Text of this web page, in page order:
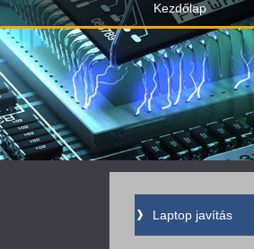
Kezdőlap
Laptop javítás